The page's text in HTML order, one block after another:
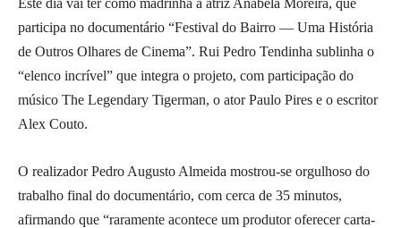
participa no documentário “Festival do Bairro — Uma História
de Outros Olhares de Cinema”. Rui Pedro Tendinha sublinha o
“elenco incrível” que integra o projeto, com participação do
músico The Legendary Tigerman, o ator Paulo Pires e o escritor
Alex Couto.
O realizador Pedro Augusto Almeida mostrou-se orgulhoso do
trabalho final do documentário, com cerca de 35 minutos,
afirmando que “raramente acontece um produtor oferecer carta-